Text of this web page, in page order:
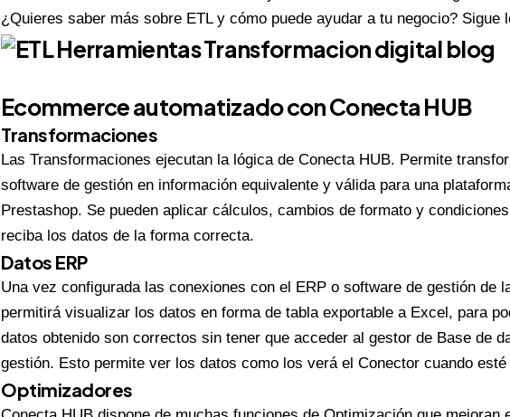
¿Quieres saber más sobre ETL y cómo puede ayudar a tu negocio? Sigue
Ecommerce automatizado con Conecta HUB
Transformaciones
Las Transformaciones ejecutan la lógica de Conecta HUB. Permite
software de gestión en información equivalente y válida para una
Prestashop. Se pueden aplicar cálculos, cambios de formato y
reciba los datos de la forma correcta.
Datos ERP
Una vez configurada las conexiones con el ERP o software de gestión de
permitirá visualizar los datos en forma de tabla exportable a Excel, para
datos obtenido son correctos sin tener que acceder al gestor de Base de
gestión. Esto permite ver los datos como los verá el Conector cuando
Optimizadores